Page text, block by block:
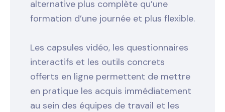
alternative plus complète qu’une
formation d’une journée et plus flexible.
Les capsules vidéo, les questionnaires
interactifs et les outils concrets
offerts en ligne permettent de mettre
en pratique les acquis immédiatement
au sein des équipes de travail et les